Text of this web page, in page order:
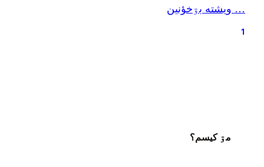
گيلکي جيرنيويسˇ همرأ تينين اينه بينين ؤ بشتؤيين ؤ
کئف بکۊنين. هم تينين اي کليپˇ فايله…
… ويشته بۊخؤنين
1
مۊ کيسم؟